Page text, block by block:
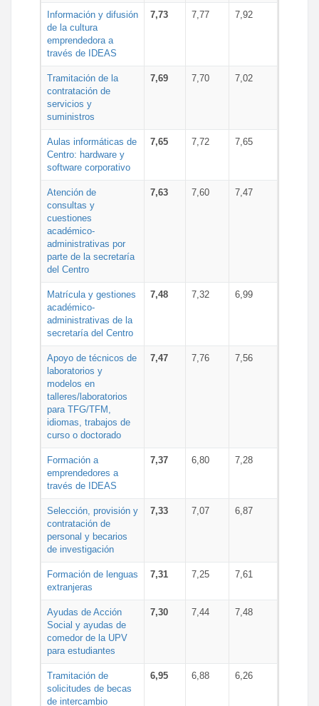
Información y difusión
de la cultura
emprendedora a
través de IDEAS
7,73 7,77 7,92
Tramitación de la
contratación de
servicios y
suministros
7,69 7,70 7,02
Aulas informáticas de
Centro: hardware y
software corporativo
7,65 7,72 7,65
Atención de
consultas y
cuestiones
académico-
administrativas por
parte de la secretaría
del Centro
7,63 7,60 7,47
Matrícula y gestiones
académico-
administrativas de la
secretaría del Centro
7,48 7,32 6,99
Apoyo de técnicos de
laboratorios y
modelos en
talleres/laboratorios
para TFG/TFM,
idiomas, trabajos de
curso o doctorado
7,47 7,76 7,56
Formación a
emprendedores a
través de IDEAS
7,37 6,80 7,28
Selección, provisión y
contratación de
personal y becarios
de investigación
7,33 7,07 6,87
Formación de lenguas
extranjeras
7,31 7,25 7,61
Ayudas de Acción
Social y ayudas de
comedor de la UPV
para estudiantes
7,30 7,44 7,48
Tramitación de
solicitudes de becas
de intercambio
6,95 6,88 6,26